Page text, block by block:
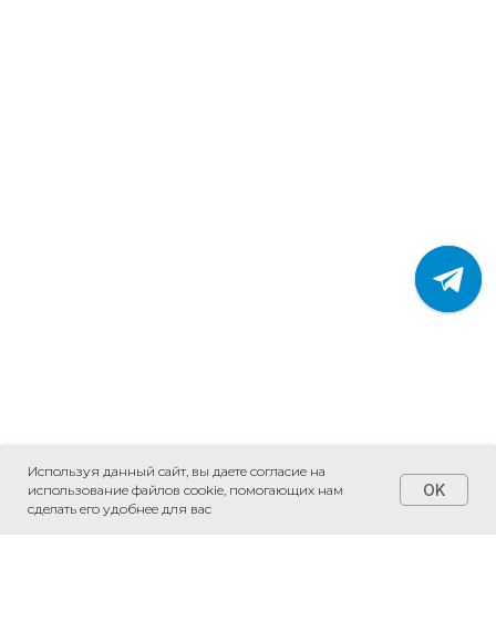
Используя данный сайт, вы даете согласие на
использование файлов cookie, помогающих нам
сделать его удобнее для вас
OK